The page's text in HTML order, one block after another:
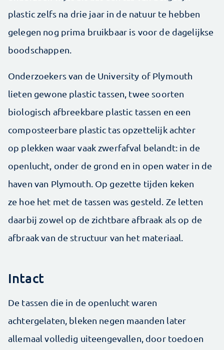
plastic zelfs na drie jaar in de natuur te hebben
gelegen nog prima bruikbaar is voor de dagelijkse
boodschappen.
Onderzoekers van de University of Plymouth
lieten gewone plastic tassen, twee soorten
biologisch afbreekbare plastic tassen en een
composteerbare plastic tas opzettelijk achter
op plekken waar vaak zwerfafval belandt: in de
openlucht, onder de grond en in open water in de
haven van Plymouth. Op gezette tijden keken
ze hoe het met de tassen was gesteld. Ze letten
daarbij zowel op de zichtbare afbraak als op de
afbraak van de structuur van het materiaal.
Intact
De tassen die in de openlucht waren
achtergelaten, bleken negen maanden later
allemaal volledig uiteengevallen, door toedoen